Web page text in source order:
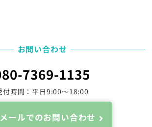
お問い合わせ
7369-1135
付時間：平日9:00～18:00
メールでのお問い合わせ